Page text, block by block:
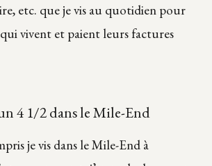
etc. que je vis au quotidien pour
vivent et paient leurs factures
4 1/2 dans le Mile-End
je vis dans le Mile-End à